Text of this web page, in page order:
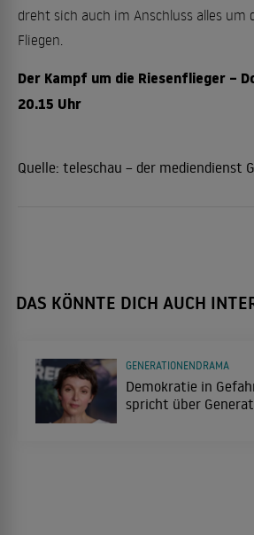
dreht sich auch im Anschluss alles um
Fliegen.
Der Kampf um die Riesenflieger –
20.15 Uhr
Quelle: teleschau – der mediendienst
DAS KÖNNTE DICH AUCH
Demokratie in
spricht über
GENERATIONENDRAMA